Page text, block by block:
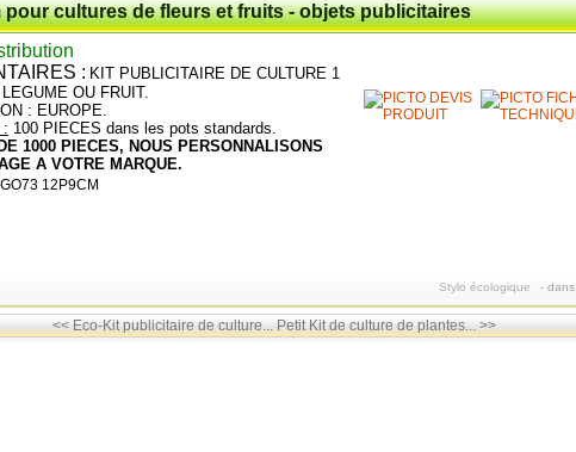
pour cultures de fleurs et fruits - objets publicitaires
: KIT PUBLICITAIRE DE CULTURE 1
OU FRUIT.
: EUROPE.
: 100 PIECES dans les pots standards.
1000 PIECES, NOUS PERSONNALISONS
A VOTRE MARQUE.
Stylo écologique - dans
<< Eco-Kit publicitaire de culture... Petit Kit de culture de plantes... >>